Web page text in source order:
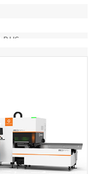
контроллери